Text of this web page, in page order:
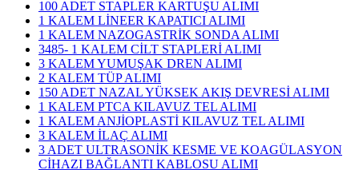
100 ADET STAPLER KARTUŞU ALIMI
1 KALEM LİNEER KAPATICI ALIMI
1 KALEM NAZOGASTRİK SONDA ALIMI
3485- 1 KALEM CİLT STAPLERİ ALIMI
3 KALEM YUMUŞAK DREN ALIMI
2 KALEM TÜP ALIMI
150 ADET NAZAL YÜKSEK AKIŞ DEVRESİ ALIMI
1 KALEM PTCA KILAVUZ TEL ALIMI
1 KALEM ANJİOPLASTİ KILAVUZ TEL ALIMI
3 KALEM İLAÇ ALIMI
3 ADET ULTRASONİK KESME VE KOAGÜLASYON
CİHAZI BAĞLANTI KABLOSU ALIMI